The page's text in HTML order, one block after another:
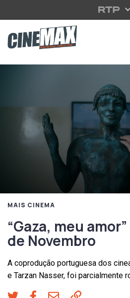
Saltar para o conteúdo principal
MAIS CINEMA
“Gaza, meu
de Novembro
A coprodução portuguesa dos
e Tarzan Nasser, foi parcialmente